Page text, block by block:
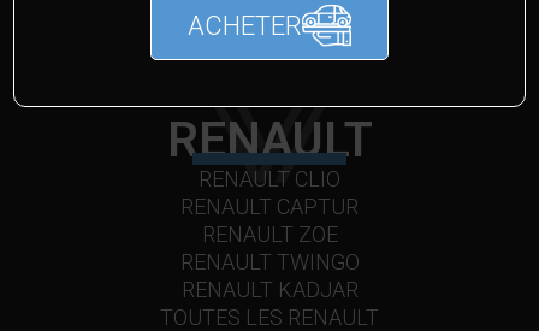
ACHETER
RENAULT
RENAULT CLIO
RENAULT CAPTUR
RENAULT ZOE
RENAULT TWINGO
RENAULT KADJAR
TOUTES LES RENAULT